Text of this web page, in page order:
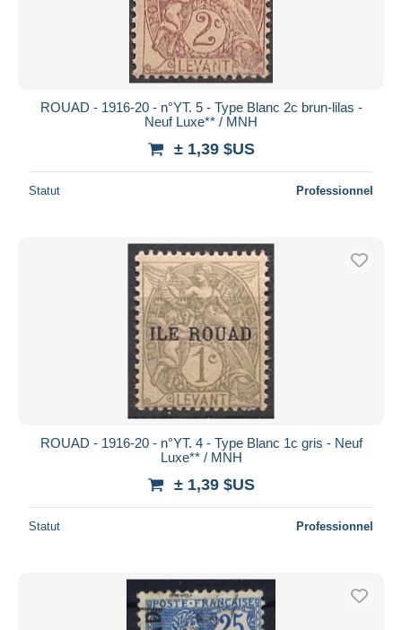
ROUAD - 1916-20 - n°YT. 5 - Type Blanc 2c brun-lilas -
Neuf Luxe** / MNH
± 1,39 $US
Statut Professionnel
ROUAD - 1916-20 - n°YT. 4 - Type Blanc 1c gris - Neuf
Luxe** / MNH
± 1,39 $US
Statut Professionnel